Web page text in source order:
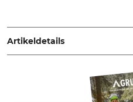
www.grube.de
Artikeldetails